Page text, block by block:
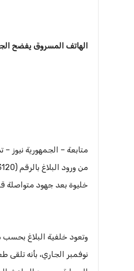
الهاتف المسروق يفضح
خليوة بعد جهود متواصلة
نوفمبر الجاري، بأنه